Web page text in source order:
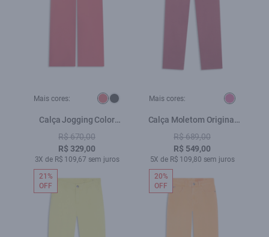
Mais cores:
Calça Jogging Color
Melancia
R$ 670,00
R$ 329,00
3X de R$ 109,67 sem juros
Mais cores:
Calça Moletom Original
Ellus Maravilha
R$ 689,00
R$ 549,00
5X de R$ 109,80 sem juros
21%
OFF
20%
OFF